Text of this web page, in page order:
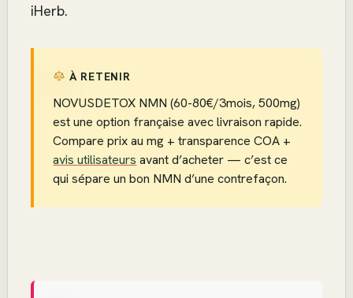
iHerb.
À RETENIR
NOVUSDETOX NMN (60-80€/3mois, 500mg)
est une option française avec livraison rapide.
Compare prix au mg + transparence COA +
avis utilisateurs avant d’acheter — c’est ce
qui sépare un bon NMN d’une contrefaçon.